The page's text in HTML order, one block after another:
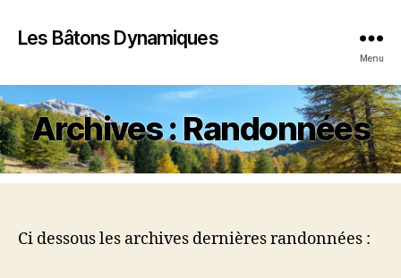
Les Bâtons Dynamiques
Menu
Archives : Randonnées
Ci dessous les archives dernières randonnées :